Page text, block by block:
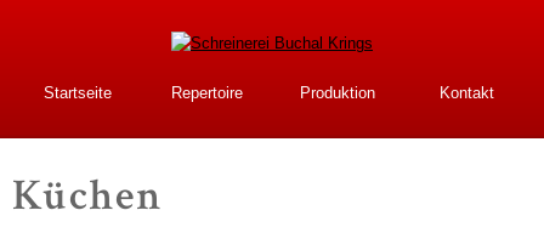
zum
Schreinerei Buchal
Krings
Startseite Repertoire Produktion Kontakt
Küchen